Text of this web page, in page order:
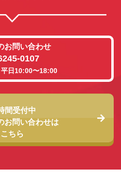
お問い合わせ
0107
日10:00〜18:00
間受付中
お問い合わせは
こちら